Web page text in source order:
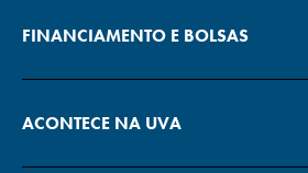
FINANCIAMENTO E BOLSAS
ACONTECE NA UVA